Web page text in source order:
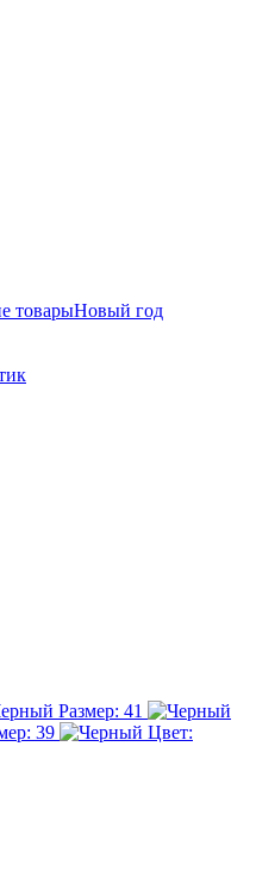
товарыНовый год
Размер: 41
39 Цвет: